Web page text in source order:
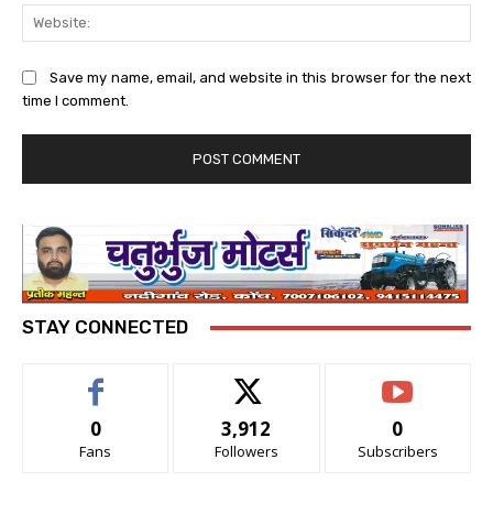
Save my name, email, and website in this browser for the next
time I comment.
STAY CONNECTED
0
Fans
3,912
Followers
0
Subscribers